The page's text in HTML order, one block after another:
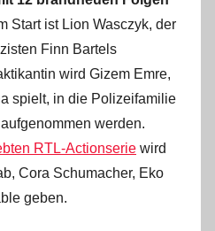
Start ist Lion Wasczyk, der
Finn Bartels
wird Gizem Emre,
spielt, in die Polizeifamilie
werden.
RTL-Actionserie wird
Cora Schumacher, Eko
geben.